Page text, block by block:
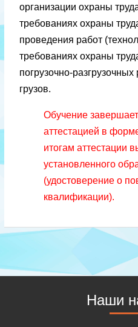
организации охраны
требованиях охраны
проведения работ
требованиях охраны
погрузочно-
грузов.
Обучение
аттестацией в
итогам аттестации
установленного
(удостоверение о
квалификации).
Наши